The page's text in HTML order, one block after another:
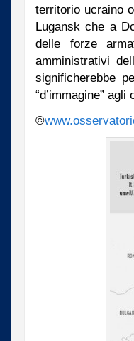
territorio ucraino
Lugansk che a
delle forze
amministrativi
significherebbe
“d’immagine”
©